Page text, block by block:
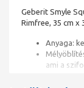
Geberit Smyle
Rimfree, 35 cm x
Anyaga:
ami a
nyitottan